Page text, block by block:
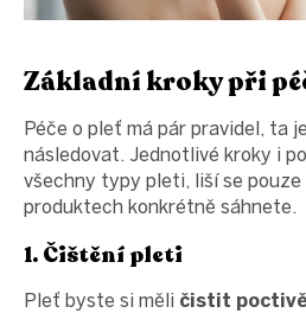
Základní kroky při
Péče o pleť má pár pravidel, ta
následovat. Jednotlivé kroky i
všechny typy pleti, liší se pouze
produktech konkrétně sáhnete.
1. Čištění pleti
Pleť byste si měli čistit